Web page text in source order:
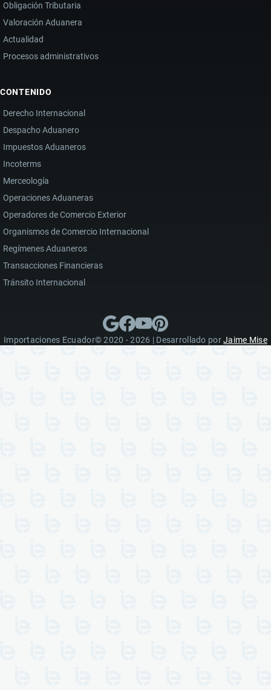
Obligación Tributaria
Valoración Aduanera
Actualidad
Procesos administrativos
CONTENIDO
Derecho Internacional
Despacho Aduanero
Impuestos Aduaneros
Incoterms
Merceología
Operaciones Aduaneras
Operadores de Comercio Exterior
Organismos de Comercio Internacional
Regímenes Aduaneros
Transacciones Financieras
Tránsito Internacional
Importaciones Ecuador© 2020 - 2026 | Desarrollado porJaime Mise